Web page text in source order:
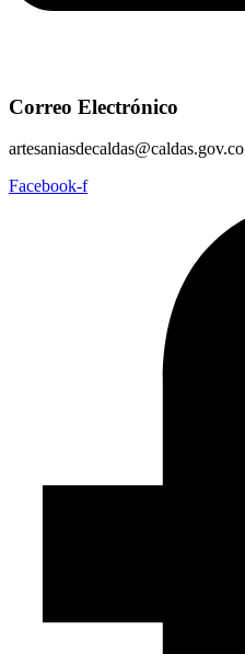
Correo Electrónico
artesaniasdecaldas@caldas.gov.co
Facebook-f